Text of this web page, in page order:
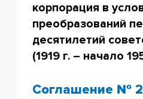
корпорация в
преобразований
десятилетий
(1919 г. – начало
Соглашение №